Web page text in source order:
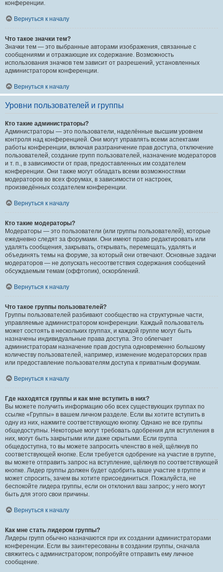
конференции.
Вернуться к началу
Что такое значки тем?
Значки тем — это выбранные авторами изображения, связанные с
сообщениями и отражающие их содержание. Возможность
использования значков тем зависит от разрешений, установленных
администратором конференции.
Вернуться к началу
Уровни пользователей и группы
Кто такие администраторы?
Администраторы — это пользователи, наделённые высшим уровнем
контроля над конференцией. Они могут управлять всеми аспектами
работы конференции, включая разграничение прав доступа, отключение
пользователей, создание групп пользователей, назначение модераторов
и т. п., в зависимости от прав, предоставленных им создателем
конференции. Они также могут обладать всеми возможностями
модераторов во всех форумах, в зависимости от настроек,
произведённых создателем конференции.
Вернуться к началу
Кто такие модераторы?
Модераторы — это пользователи (или группы пользователей), которые
ежедневно следят за форумами. Они имеют право редактировать или
удалять сообщения, закрывать, открывать, перемещать, удалять и
объединять темы на форуме, за который они отвечают. Основные задачи
модераторов — не допускать несоответствия содержания сообщений
обсуждаемым темам (оффтопик), оскорблений.
Вернуться к началу
Что такое группы пользователей?
Группы пользователей разбивают сообщество на структурные части,
управляемые администратором конференции. Каждый пользователь
может состоять в нескольких группах, и каждой группе могут быть
назначены индивидуальные права доступа. Это облегчает
администраторам назначение прав доступа одновременно большому
количеству пользователей, например, изменение модераторских прав
или предоставление пользователям доступа к приватным форумам.
Вернуться к началу
Где находятся группы и как мне вступить в них?
Вы можете получить информацию обо всех существующих группах по
ссылке «Группы» в вашем личном разделе. Если вы хотите вступить в
одну из них, нажмите соответствующую кнопку. Однако не все группы
общедоступны. Некоторые могут требовать одобрения для вступления в
них, могут быть закрытыми или даже скрытыми. Если группа
общедоступна, то вы можете запросить членство в ней, щёлкнув по
соответствующей кнопке. Если требуется одобрение на участие в группе,
вы можете отправить запрос на вступление, щёлкнув по соответствующей
кнопке. Лидер группы должен будет одобрить ваше участие в группе и
может спросить, зачем вы хотите присоединиться. Пожалуйста, не
беспокойте лидера группы, если он отклонил ваш запрос; у него могут
быть для этого свои причины.
Вернуться к началу
Как мне стать лидером группы?
Лидеры групп обычно назначаются при их создании администраторами
конференции. Если вы заинтересованы в создании группы, сначала
свяжитесь с администратором; попробуйте отправить ему личное
сообщение.